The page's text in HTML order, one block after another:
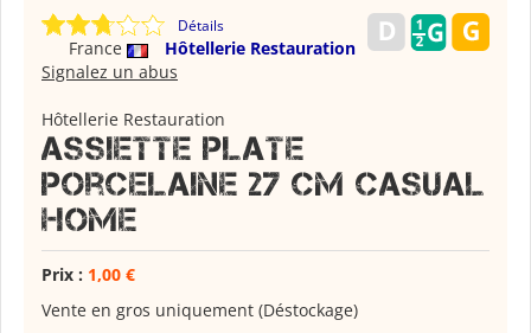
Détails
France
Hôtellerie Restauration
Signalez un abus
Hôtellerie Restauration
Assiette plate
porcelaine 27 cm Casual
Home
Prix : 1,00 €
Vente en gros uniquement (Déstockage)